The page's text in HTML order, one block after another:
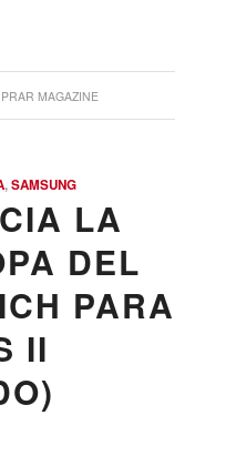
MAGAZINE
,SAMSUNG
LA
DEL
PARA
II